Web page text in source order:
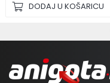
DODAJ U KOŠARICU